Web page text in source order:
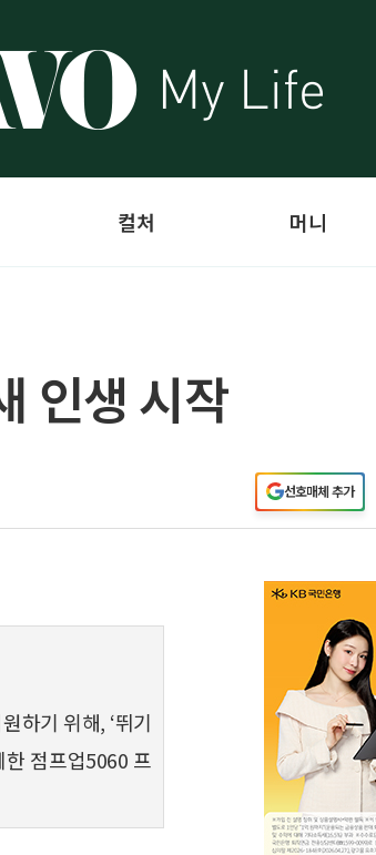
컬처 머니
인생 시작
선호매체 추가
하기 위해, ‘뛰기
점프업5060 프